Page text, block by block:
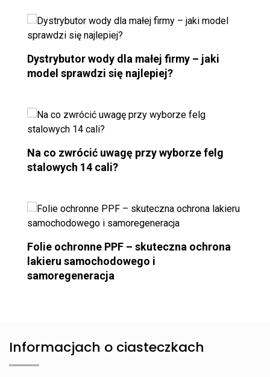
Dystrybutor wody dla małej firmy – jaki
model sprawdzi się najlepiej?
Na co zwrócić uwagę przy wyborze felg
stalowych 14 cali?
Folie ochronne PPF – skuteczna ochrona
lakieru samochodowego i
samoregeneracja
Informacjach o ciasteczkach